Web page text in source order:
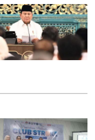
(Pergolakan
Politik Indonesia) &
Nasional “Urgensi
Undang
Nasional dan
Sosial dalam